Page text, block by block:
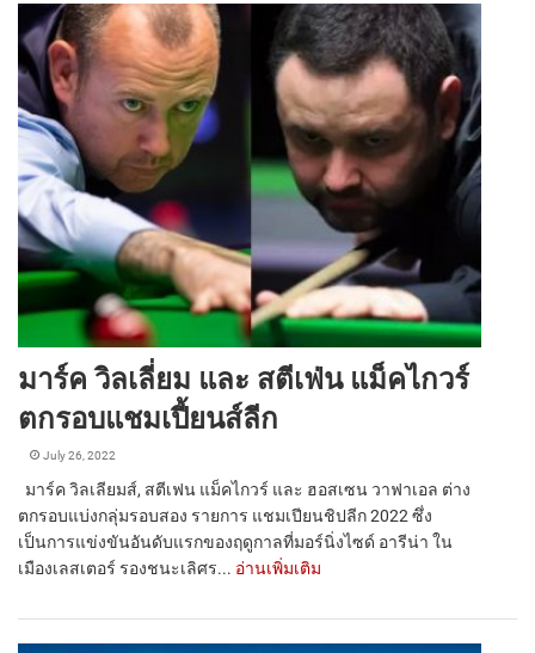
มาร์ค วิลเลี่ยม และ สตีเฟ่น แม็คไกวร์
ตกรอบแชมเปี้ยนส์ลีก
July 26, 2022
มาร์ค วิลเลียมส์, สตีเฟน แม็คไกวร์ และ ฮอสเซน วาฟาเอล ต่าง
ตกรอบแบ่งกลุ่มรอบสอง รายการ แชมเปียนชิปลีก 2022 ซึ่ง
เป็นการแข่งขันอันดับแรกของฤดูกาลที่มอร์นิ่งไซด์ อารีน่า ใน
เมืองเลสเตอร์ รองชนะเลิศร... อ่านเพิ่มเติม